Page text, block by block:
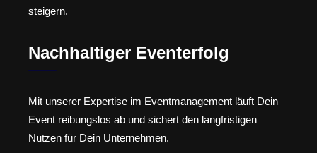
steigern.
Nachhaltiger Eventerfolg
Mit unserer Expertise im Eventmanagement läuft Dein
Event reibungslos ab und sichert den langfristigen
Nutzen für Dein Unternehmen.